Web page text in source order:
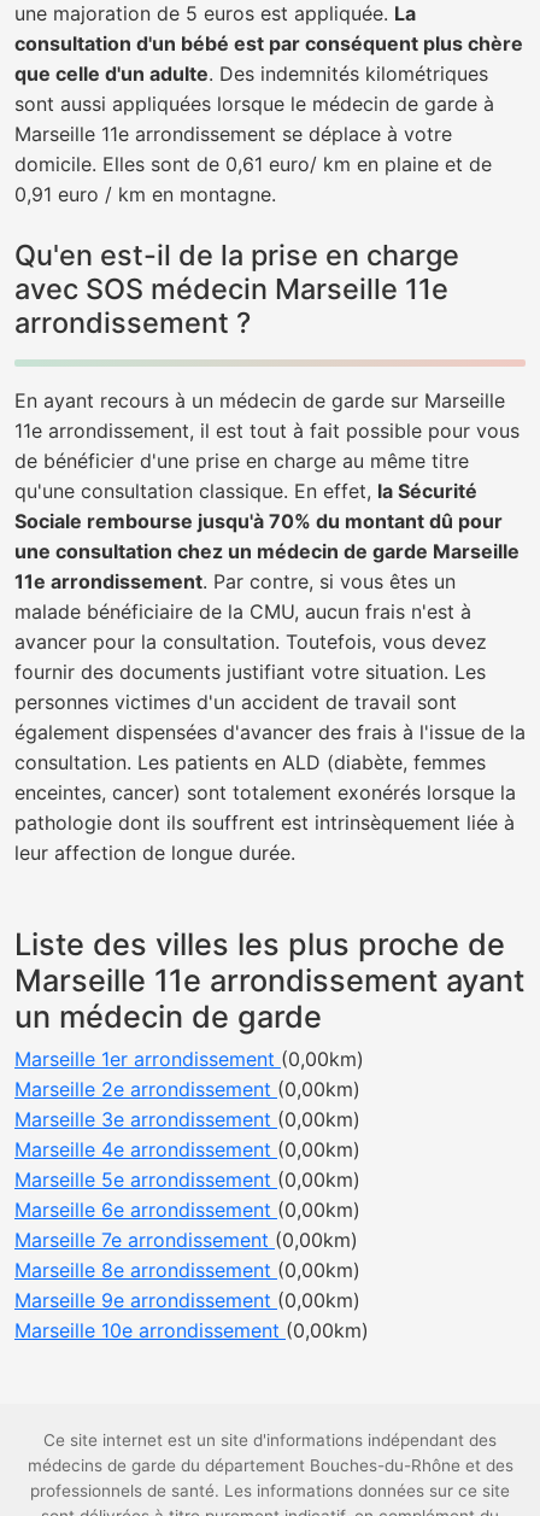
une majoration de 5 euros est appliquée. La
consultation d'un bébé est par conséquent plus chère
que celle d'un adulte. Des indemnités kilométriques
sont aussi appliquées lorsque le médecin de garde à
Marseille 11e arrondissement se déplace à votre
domicile. Elles sont de 0,61 euro/ km en plaine et de
0,91 euro / km en montagne.
Qu'en est-il de la prise en charge
avec SOS médecin Marseille 11e
arrondissement ?
En ayant recours à un médecin de garde sur Marseille
11e arrondissement, il est tout à fait possible pour vous
de bénéficier d'une prise en charge au même titre
qu'une consultation classique. En effet, la Sécurité
Sociale rembourse jusqu'à 70% du montant dû pour
une consultation chez un médecin de garde Marseille
11e arrondissement. Par contre, si vous êtes un
malade bénéficiaire de la CMU, aucun frais n'est à
avancer pour la consultation. Toutefois, vous devez
fournir des documents justifiant votre situation. Les
personnes victimes d'un accident de travail sont
également dispensées d'avancer des frais à l'issue de la
consultation. Les patients en ALD (diabète, femmes
enceintes, cancer) sont totalement exonérés lorsque la
pathologie dont ils souffrent est intrinsèquement liée à
leur affection de longue durée.
Liste des villes les plus proche de
Marseille 11e arrondissement ayant
un médecin de garde
Marseille 1er arrondissement (0,00km)
Marseille 2e arrondissement (0,00km)
Marseille 3e arrondissement (0,00km)
Marseille 4e arrondissement (0,00km)
Marseille 5e arrondissement (0,00km)
Marseille 6e arrondissement (0,00km)
Marseille 7e arrondissement (0,00km)
Marseille 8e arrondissement (0,00km)
Marseille 9e arrondissement (0,00km)
Marseille 10e arrondissement (0,00km)
Ce site internet est un site d'informations indépendant des
médecins de garde du département Bouches-du-Rhône et des
professionnels de santé. Les informations données sur ce site